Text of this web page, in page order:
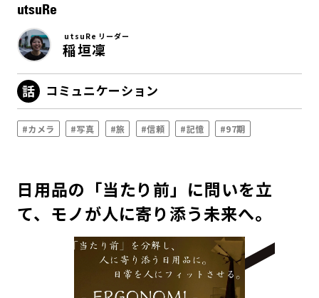
utsuRe
utsuRe リーダー
稲垣凜
コミュニケーション
#カメラ #写真 #旅 #信頼 #記憶 #97期
日用品の「当たり前」に問いを立
て、モノが人に寄り添う未来へ。